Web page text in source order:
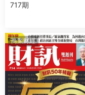
717期
商業财經